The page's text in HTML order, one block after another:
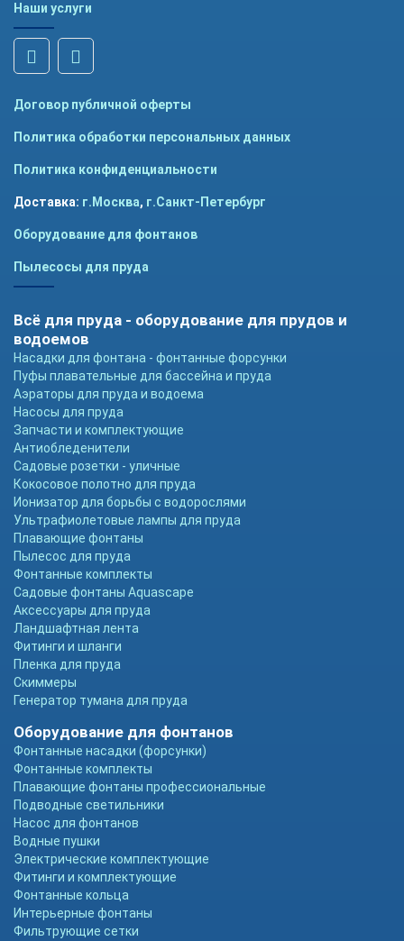
Наши услуги
Договор публичной оферты
Политика обработки персональных данных
Политика конфиденциальности
Доставка: г.Москва, г.Санкт-Петербург
Оборудование для фонтанов
Пылесосы для пруда
Всё для пруда - оборудование для прудов и
водоемов
Насадки для фонтана - фонтанные форсунки
Пуфы плавательные для бассейна и пруда
Аэраторы для пруда и водоема
Насосы для пруда
Запчасти и комплектующие
Антиобледенители
Садовые розетки - уличные
Кокосовое полотно для пруда
Ионизатор для борьбы с водорослями
Ультрафиолетовые лампы для пруда
Плавающие фонтаны
Пылесос для пруда
Фонтанные комплекты
Садовые фонтаны Aquascape
Аксессуары для пруда
Ландшафтная лента
Фитинги и шланги
Пленка для пруда
Скиммеры
Генератор тумана для пруда
Оборудование для фонтанов
Фонтанные насадки (форсунки)
Фонтанные комплекты
Плавающие фонтаны профессиональные
Подводные светильники
Насос для фонтанов
Водные пушки
Электрические комплектующие
Фитинги и комплектующие
Фонтанные кольца
Интерьерные фонтаны
Фильтрующие сетки